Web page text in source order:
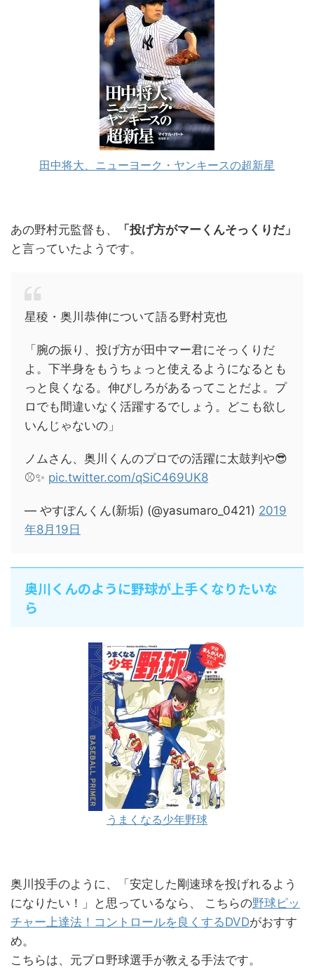
田中将大、ニューヨーク・ヤンキースの超新星
あの野村元監督も、
「投げ方がマーくんそっくりだ」
と言っていたようです。
星稜・奥川恭伸について語る野村克也
「腕の振り、投げ方が田中マー君にそっくりだ
よ。下半身をもうちょっと使えるようになるとも
っと良くなる。伸びしろがあるってことだよ。プ
ロでも間違いなく活躍するでしょう。どこも欲し
いんじゃないの」
ノムさん、奥川くんのプロでの活躍に太鼓判や😎
⚾✨ pic.twitter.com/qSiC469UK8
— やすぽんくん(新垢) (@yasumaro_0421) 2019
年8月19日
奥川くんのように野球が上手くなりたいな
ら
うまくなる少年野球
奥川投手のように、「安定した剛速球を投げれるよう
になりたい！」と思っているなら、 こちらの野球ピッ
チャー上達法！コントロールを良くするDVDがおすす
め。
こちらは、元プロ野球選手が教える手法です。